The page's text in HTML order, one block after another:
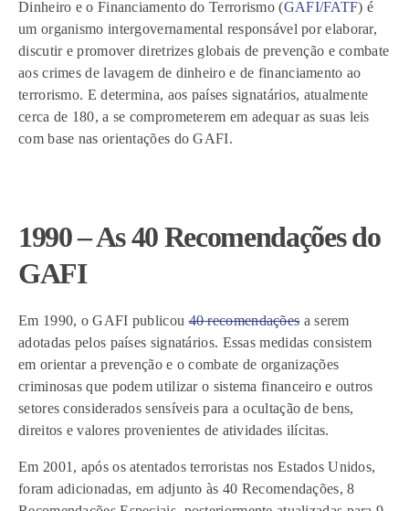
Dinheiro e o Financiamento do Terrorismo (GAFI/FATF) é
um organismo intergovernamental responsável por elaborar,
discutir e promover diretrizes globais de prevenção e combate
aos crimes de lavagem de dinheiro e de financiamento ao
terrorismo. E determina, aos países signatários, atualmente
cerca de 180, a se comprometerem em adequar as suas leis
com base nas orientações do GAFI.
1990 – As 40 Recomendações do
GAFI
Em 1990, o GAFI publicou40 recomendaçõesa serem
adotadas pelos países signatários. Essas medidas consistem
em orientar a prevenção e o combate de organizações
criminosas que podem utilizar o sistema financeiro e outros
setores considerados sensíveis para a ocultação de bens,
direitos e valores provenientes de atividades ilícitas.
Em 2001, após os atentados terroristas nos Estados Unidos,
foram adicionadas, em adjunto às 40 Recomendações, 8